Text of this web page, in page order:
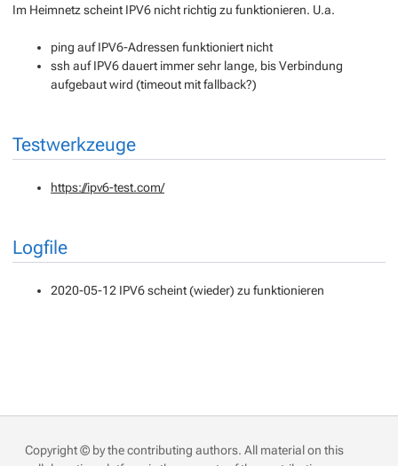
Im Heimnetz scheint IPV6 nicht richtig zu funktionieren. U.a.
ping auf IPV6-Adressen funktioniert nicht
ssh auf IPV6 dauert immer sehr lange, bis Verbindung
aufgebaut wird (timeout mit fallback?)
Testwerkzeuge
https://ipv6-test.com/
Logfile
2020-05-12 IPV6 scheint (wieder) zu funktionieren
Copyright © by the contributing authors. All material on this